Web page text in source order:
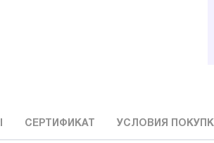
СЕРТИФИКАТ УСЛОВИЯ